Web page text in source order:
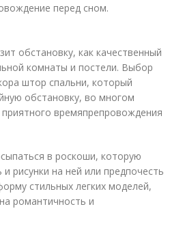
перед сном.
обстановку, как качественный
комнаты и постели. Выбор
штор спальни, который
обстановку, во многом
времяпрепровождения
в роскоши, которую
рисунки на ней или предпочесть
стильных легких моделей,
романтичность и